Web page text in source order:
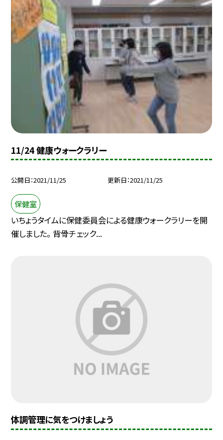
11/24 健康ウォークラリー
公開日 2021/11/25 更新日 2021/11/25
保健室
いちょうタイムに保健委員会による健康ウォークラリーを開
催しました。 背骨チェック...
体調管理に気をつけましょう